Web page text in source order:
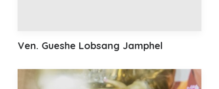
Ven. Gueshe Lobsang Jamphel